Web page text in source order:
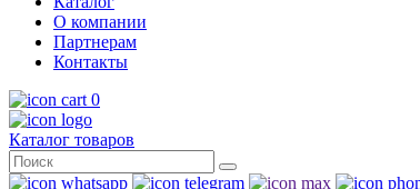
О компании
Партнерам
Контакты
0
Каталог товаров
Поиск
for: